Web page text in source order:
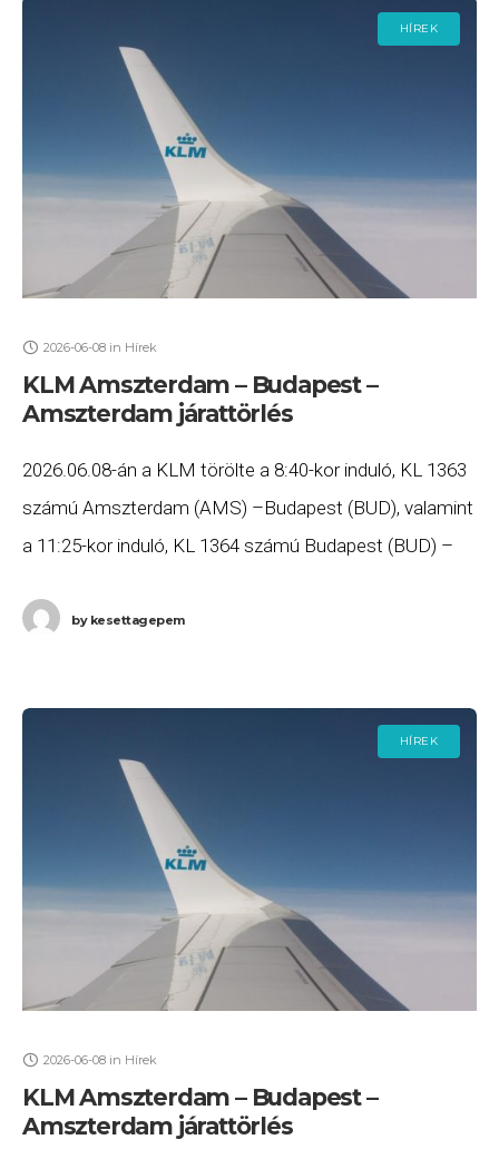
HÍREK
2026-06-08 in Hírek
KLM Amszterdam – Budapest –
Amszterdam járattörlés
2026.06.08-án a KLM törölte a 8:40-kor induló, KL 1363
számú Amszterdam (AMS) –Budapest (BUD), valamint
a 11:25-kor induló, KL 1364 számú Budapest (BUD) –
bykesettagepem
HÍREK
2026-06-08 in Hírek
KLM Amszterdam – Budapest –
Amszterdam járattörlés